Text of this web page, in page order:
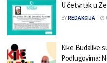
U četvrtak u
BY REDAKCIJA
Kike Budalike
Podlugovima: